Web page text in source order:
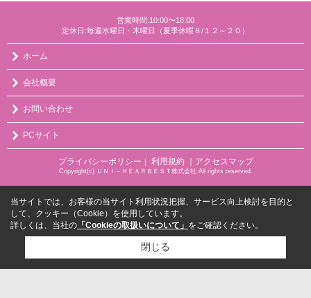
営業時間:10:00〜18:00
定休日:毎週水曜日・木曜日（夏季休暇８/１２～２０）
ホーム
会社概要
お問い合わせ
PCサイト
プライバシーポリシー ｜ 利用規約 ｜アクセスマップ
Copyright(c) ＵＮＩ－ＨＥＡＲＢＥＳＴ株式会社 All rights reserved.
当サイトでは、お客様の当サイト利用状況把握、サービス向上検討を目的と
して、クッキー（Cookie）を使用しています。
詳しくは、当社の 「Cookieの取扱いについて」 をご確認ください。
閉じる